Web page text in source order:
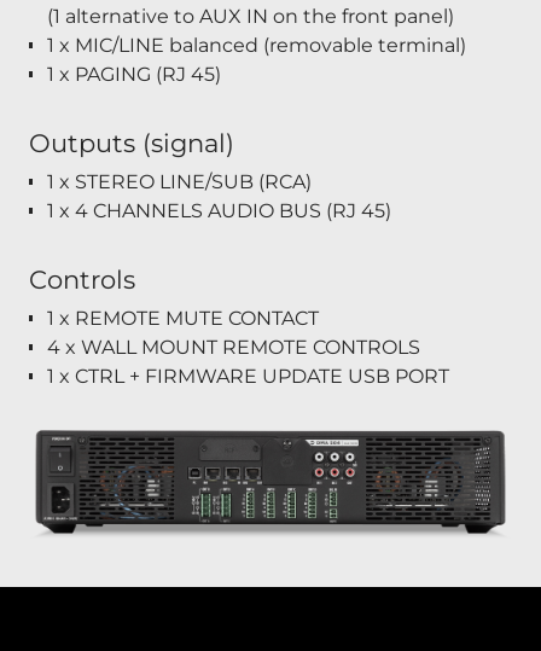
(1 alternative to AUX IN on the front panel)
1 x MIC/LINE balanced (removable terminal)
1 x PAGING (RJ 45)
Outputs (signal)
1 x STEREO LINE/SUB (RCA)
1 x 4 CHANNELS AUDIO BUS (RJ 45)
Controls
1 x REMOTE MUTE CONTACT
4 x WALL MOUNT REMOTE CONTROLS
1 x CTRL + FIRMWARE UPDATE USB PORT